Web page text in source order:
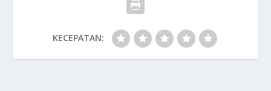
KECEPATAN: